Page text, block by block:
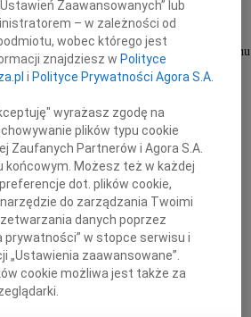
Dobrego Pasterza,
Duchowego Przywódcy pokoleń naszego
Wyrazy szczerego współczucia
Rodzinie i Przyjaciołom
składają
Zaawansowanych” lub
– w zależności od
wobec którego jest
znajdziesz w Polityce
i Polityce Prywatności Agora S.A.
wyrażasz zgodę na
plików typu cookie
Zaufanych Partnerów i Agora S.A.
końcowym. Możesz też w każdej
dot. plików cookie,
do zarządzania Twoimi
danych poprzez
prywatności” w stopce serwisu i
„Ustawienia zaawansowane”.
cookie możliwa jest także za